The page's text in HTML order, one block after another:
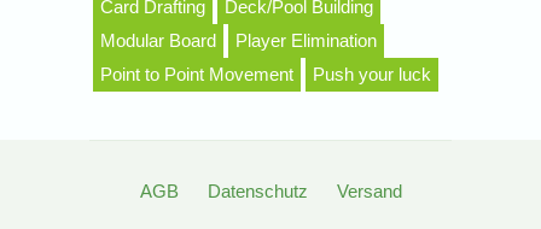
Card Drafting
Deck/Pool Building
Modular Board
Player Elimination
Point to Point Movement
Push your luck
AGB Datenschutz Versand